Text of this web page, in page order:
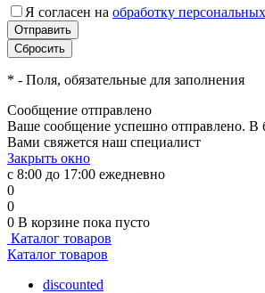
Я согласен на обработку
* - Поля, обязательные для заполнения
Сообщение отправлено
Ваше сообщение успешно отправлено. В
Вами свяжется наш специалист
Закрыть окно
с 8:00 до 17:00 ежедневно
0
0
0 В корзине пока пусто
Каталог товаров
Каталог товаров
discounted